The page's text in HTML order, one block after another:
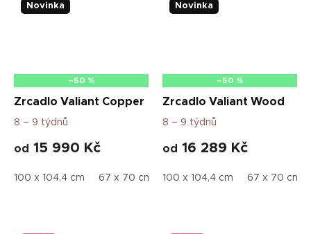
Novinka
–50 %
Zrcadlo Valiant Copper
8 – 9 týdnů
od 15 990 Kč
100 x 104,4 cm 67 x 70 cm 80 x 83,5 cm
Novinka
–50 %
Zrcadlo Valiant Wood
8 – 9 týdnů
od 16 289 Kč
100 x 104,4 cm 67 x 70 cm